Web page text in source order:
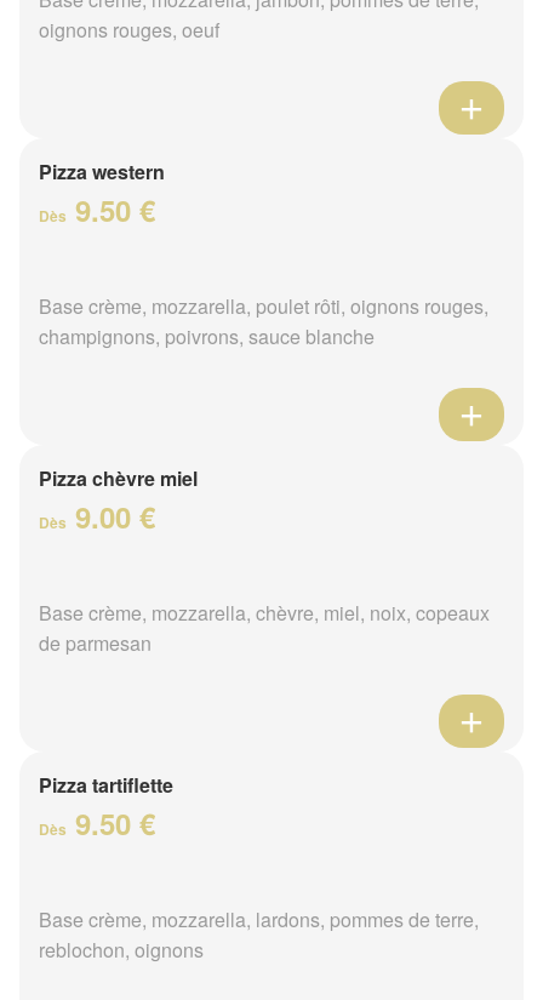
oignons rouges, oeuf
Pizza western
Dès 9.50 €
Base crème, mozzarella, poulet rôti, oignons rouges,
champignons, poivrons, sauce blanche
Pizza chèvre miel
Dès 9.00 €
Base crème, mozzarella, chèvre, miel, noix, copeaux
de parmesan
Pizza tartiflette
Dès 9.50 €
Base crème, mozzarella, lardons, pommes de terre,
reblochon, oignons